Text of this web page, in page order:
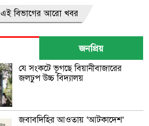
এই বিভাগের আরো খবর
জনপ্রিয়
যে সংকটে ভূগছে বিয়ানীবাজারের
জলঢুপ উচ্চ বিদ্যালয়
জবাবদিহির আওতায় ‘আটকাদেশ’